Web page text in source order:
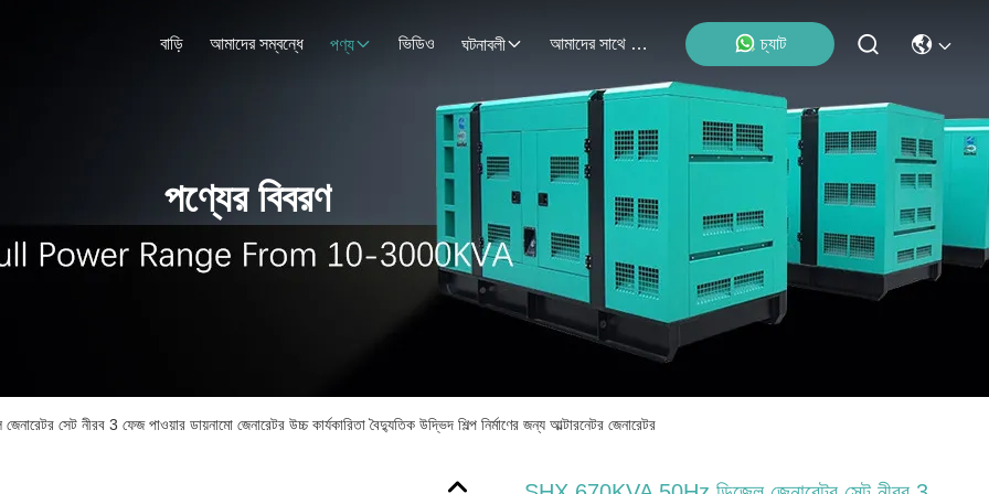
বাড়ি আমাদের সম্বন্ধে পণ্য ভিডিও ঘটনাবলী আমাদের সাথে যোগাযোগ চ্যাট
পণ্যের বিবরণ
সেট নীরব 3 ফেজ পাওয়ার ডায়নামো জেনারেটর উচ্চ কার্যকারিতা বৈদ্যুতিক উদ্ভিদ শিল্প নির্মাণের জন্য আল্টারনেটর জেনারেটর